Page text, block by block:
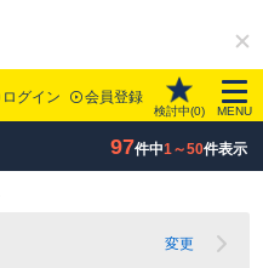
ログイン 会員登録
検討中(0) MENU
97件中1～50件表示
変更